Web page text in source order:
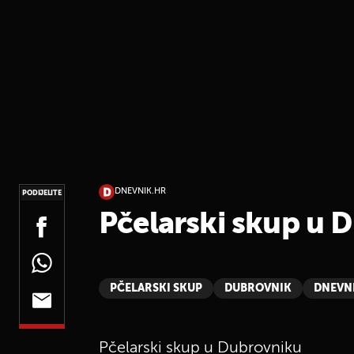
PODIJELITE DNEVNIK.HR
Pčelarski skup u
PČELARSKI SKUP DUBROVNIK
Pčelarski skup u Dubrovniku